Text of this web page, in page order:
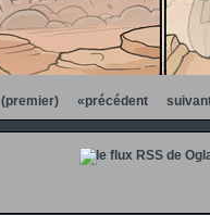
(premier) «précédent